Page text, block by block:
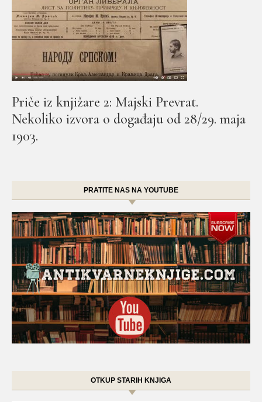
Priče iz knjižare 2: Majski Prevrat.
Nekoliko izvora o događaju od 28/29. maja
1903.
PRATITE NAS NA YOUTUBE
OTKUP STARIH KNJIGA